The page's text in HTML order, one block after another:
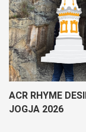
ACR RHYME
JOGJA 2026